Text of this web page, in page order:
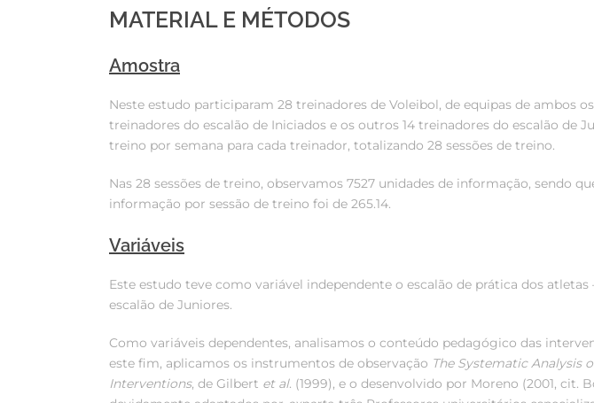
MATERIAL E MÉTODOS
Amostra
Neste estudo participaram 28 treinadores de Voleibol, de equipas de ambos
treinadores do escalão de Iniciados e os outros 14 treinadores do escalão de
treino por semana para cada treinador, totalizando 28 sessões de treino.
Nas 28 sessões de treino, observamos 7527 unidades de informação, sendo
informação por sessão de treino foi de 265.14.
Variáveis
Este estudo teve como variável independente o escalão de prática dos atletas
escalão de Juniores.
Como variáveis dependentes, analisamos o conteúdo pedagógico das
este fim, aplicamos os instrumentos de observação The Systematic Analysis
Interventions, de Gilbert et al. (1999), e o desenvolvido por Moreno (2001, cit.